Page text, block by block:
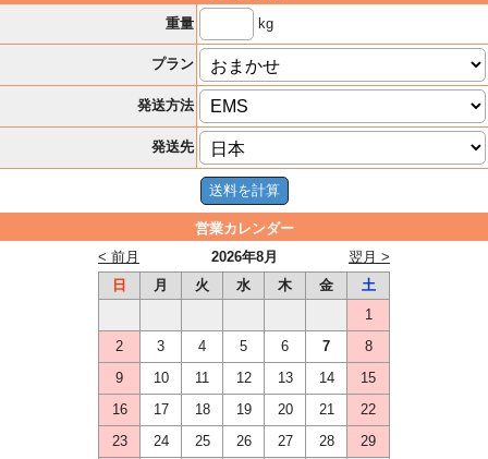
重量
kg
プラン
発送方法
発送先
営業カレンダー
2026年8月
< 前月
翌月 >
日
月 火 水 木 金
土
1
2
3 4 5 6 7
8
9
10 11 12 13 14
15
16
17 18 19 20 21
22
23
24 25 26 27 28
29